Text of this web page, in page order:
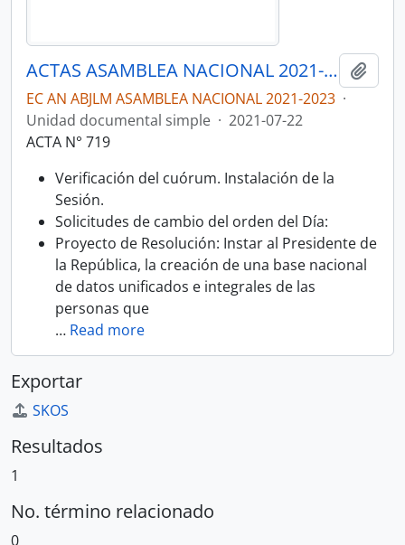
ACTAS ASAMBLEA NACIONAL 2021-2023
EC AN ABJLM ASAMBLEA NACIONAL 2021-2023 ·
Unidad documental simple · 2021-07-22
ACTA N° 719
Verificación del cuórum. Instalación de la
Sesión.
Solicitudes de cambio del orden del Día:
Proyecto de Resolución: Instar al Presidente de
la República, la creación de una base nacional
de datos unificados e integrales de las
personas que
… Read more
Exportar
SKOS
Resultados
1
No. término relacionado
0